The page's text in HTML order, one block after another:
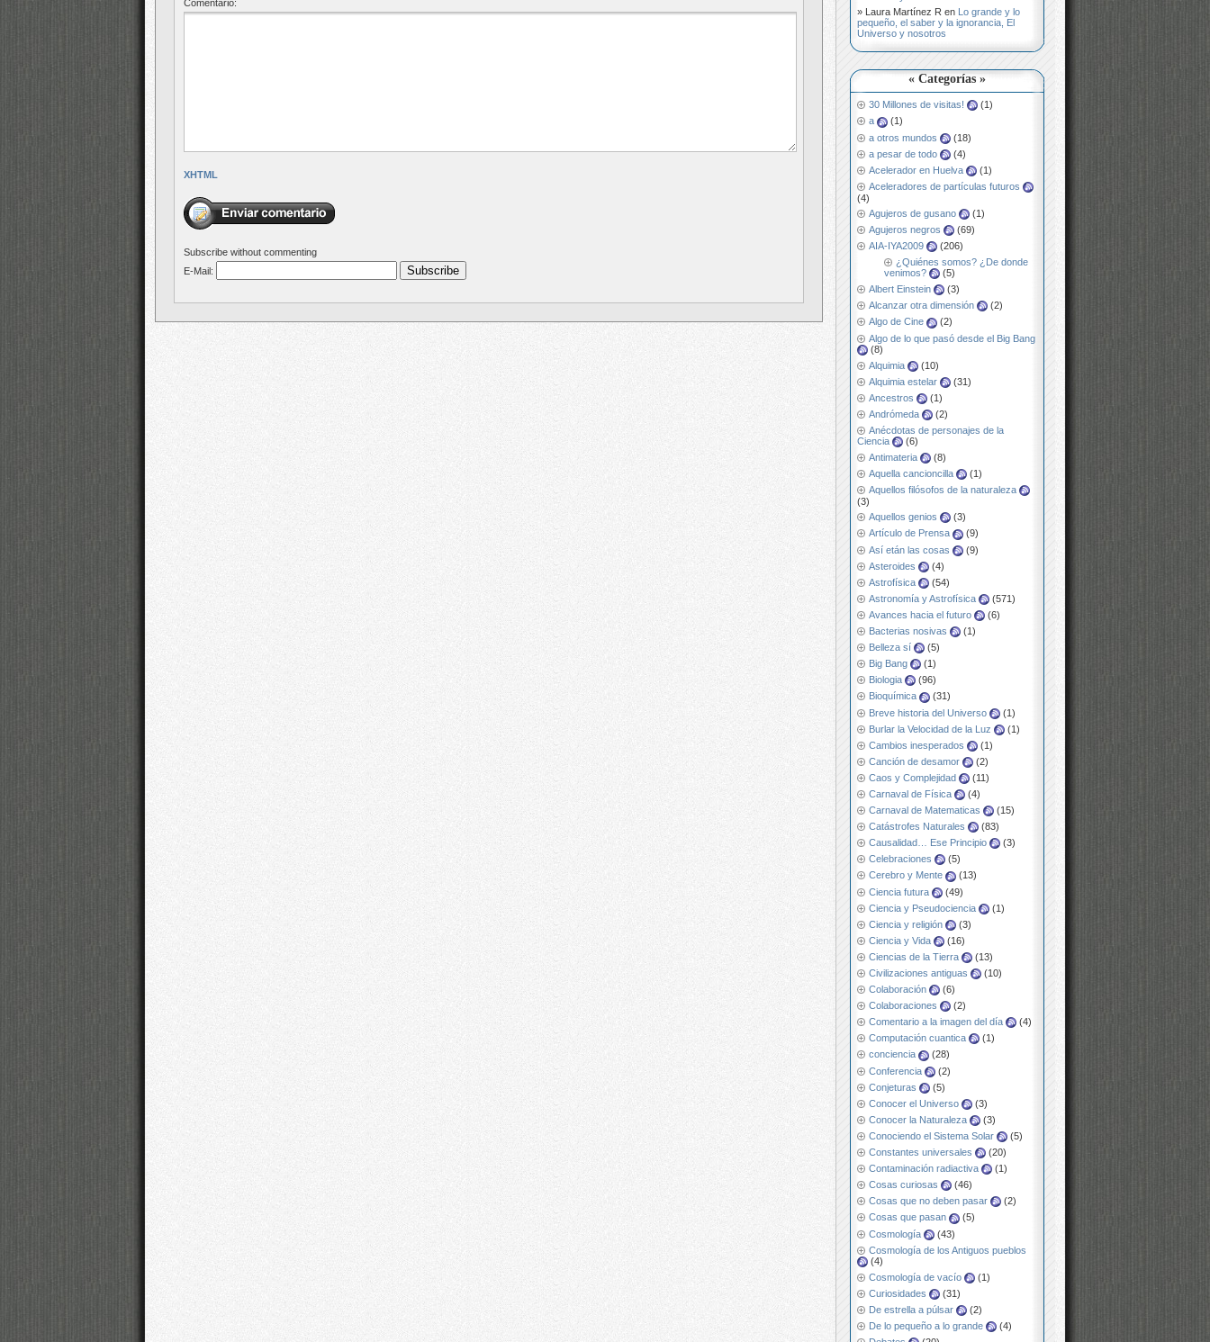
Laura Martínez R en
Lo grande y lo
pequeño, el saber y la ignorancia, El
Universo y nosotros
« Categorías »
30 Millones de visitas!
(1)
a
(1)
a otros mundos
(18)
a pesar de todo
(4)
Acelerador en Huelva
(1)
Aceleradores de partículas futuros
(4)
Agujeros de gusano
(1)
Agujeros negros
(69)
AIA-IYA2009
(206)
¿Quiénes somos? ¿De donde
venimos?
(5)
Albert Einstein
(3)
Alcanzar otra dimensión
(2)
Algo de Cine
(2)
Algo de lo que pasó desde el Big Bang
(8)
Alquimia
(10)
Alquimia estelar
(31)
Ancestros
(1)
Andrómeda
(2)
Anécdotas de personajes de la
Ciencia
(6)
Antimateria
(8)
Aquella cancioncilla
(1)
Aquellos filósofos de la naturaleza
(3)
Aquellos genios
(3)
Artículo de Prensa
(9)
Así etán las cosas
(9)
Asteroides
(4)
Astrofísica
(54)
Astronomía y Astrofísica
(571)
Avances hacia el futuro
(6)
Bacterias nosivas
(1)
Belleza sí
(5)
Big Bang
(1)
Biologia
(96)
Bioquímica
(31)
Breve historia del Universo
(1)
Burlar la Velocidad de la Luz
(1)
Cambios inesperados
(1)
Canción de desamor
(2)
Caos y Complejidad
(11)
Carnaval de Física
(4)
Carnaval de Matematicas
(15)
Catástrofes Naturales
(83)
Causalidad… Ese Principio
(3)
Celebraciones
(5)
Cerebro y Mente
(13)
Ciencia futura
(49)
Ciencia y Pseudociencia
(1)
Ciencia y religión
(3)
Ciencia y Vida
(16)
Ciencias de la Tierra
(13)
Civilizaciones antiguas
(10)
Colaboración
(6)
Colaboraciones
(2)
Comentario a la imagen del día
(4)
Computación cuantica
(1)
conciencia
(28)
Conferencia
(2)
Conjeturas
(5)
Conocer el Universo
(3)
Conocer la Naturaleza
(3)
Conociendo el Sistema Solar
(5)
Constantes universales
(20)
Contaminación radiactiva
(1)
Cosas curiosas
(46)
Cosas que no deben pasar
(2)
Cosas que pasan
(5)
Cosmología
(43)
Cosmología de los Antiguos pueblos
(4)
Cosmología de vacío
(1)
Curiosidades
(31)
De estrella a púlsar
(2)
De lo pequeño a lo grande
(4)
Comentario:
XHTML
Subscribe without commenting
E-Mail: